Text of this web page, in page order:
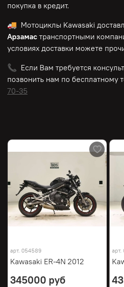
покупка в кредит.
🚚 Мотоциклы Kawasaki
Арзамас транспортными
условиях доставки можете
📞 Если Вам требуется
позвонить нам по бесплатному
70-35
арт. 054589
Kawasaki ER-4N 2012
345000 руб
арт.